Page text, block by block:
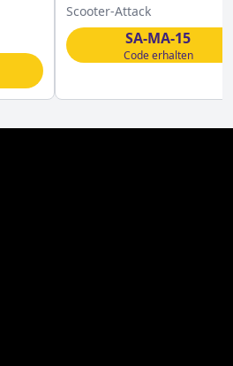
Scooter-Attack
SA-MA-15
Code erhalten